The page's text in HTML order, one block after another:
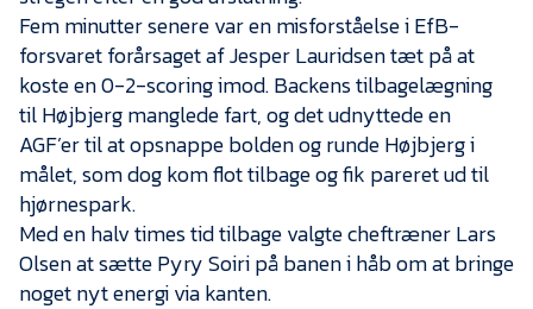
Fem minutter senere var en misforståelse i EfB-
forsvaret forårsaget af Jesper Lauridsen tæt på at
koste en 0-2-scoring imod. Backens tilbagelægning
til Højbjerg manglede fart, og det udnyttede en
AGF’er til at opsnappe bolden og runde Højbjerg i
målet, som dog kom flot tilbage og fik pareret ud til
hjørnespark.
Med en halv times tid tilbage valgte cheftræner Lars
Olsen at sætte Pyry Soiri på banen i håb om at bringe
noget nyt energi via kanten.